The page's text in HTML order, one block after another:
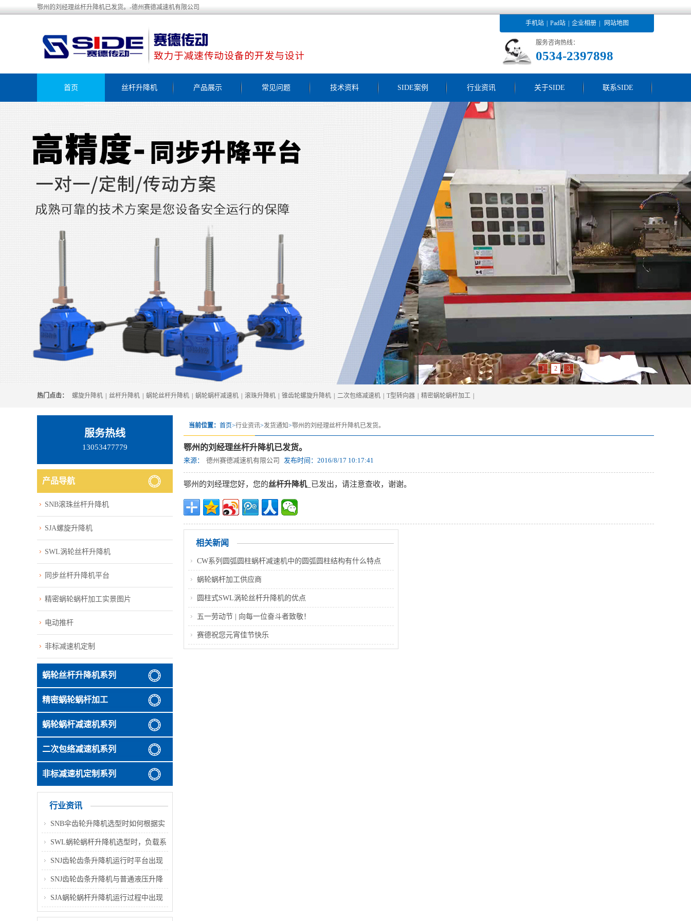
鄂州的刘经理丝杆升降机已发货。-德州赛德减速机有限公司
手机站 Pad站 企业相册 网站地图
服务咨询热线：
0534-2397898
首页 丝杆升降机 产品展示 常见问题 技术资料 SIDE案例 行业资讯 关于SIDE 联系SIDE
1 2 3
热门点击： 螺旋升降机 丝杆升降机 蜗轮丝杆升降机 蜗轮蜗杆减速机 滚珠升降机 锥齿轮螺旋升降机 二次包络减速机 T型转向器 精密蜗轮蜗杆加工
当前位置： 首页>行业资讯>发货通知>鄂州的刘经理丝杆升降机已发货。
鄂州的刘经理丝杆升降机已发货。
来源： 德州赛德减速机有限公司 发布时间： 2016/8/17 10:17:41
鄂州的刘经理您好，您的丝杆升降机_已发出，请注意查收，谢谢。
相关新闻
CW系列圆弧圆柱蜗杆减速机中的圆弧圆柱结构有什么特点
蜗轮蜗杆加工供应商
圆柱式SWL涡轮丝杆升降机的优点
五一劳动节 | 向每一位奋斗者致敬！
赛德祝您元宵佳节快乐
服务热线
13053477779
产品导航
SNB滚珠丝杆升降机
SJA螺旋升降机
SWL涡轮丝杆升降机
同步丝杆升降机平台
精密蜗轮蜗杆加工实景图片
电动推杆
非标减速机定制
蜗轮丝杆升降机系列
精密蜗轮蜗杆加工
蜗轮蜗杆减速机系列
二次包络减速机系列
非标减速机定制系列
行业资讯
SNB伞齿轮升降机选型时如何根据实
际顶升负载与行程判断丝杆类型（梯
形丝杆 / 滚珠丝杆），分别适配哪些
应用场景？
SWL蜗轮蜗杆升降机选型时，负载系
数该如何合理选取？不同工况对应的
系数取值范围和选型要点是什么？
SNJ齿轮齿条升降机运行时平台出现
轻微倾斜、多台同步偏差变大，主要
诱因及整改方案是什么？
SNJ齿轮齿条升降机与普通液压升降
机相比，在高层连续升降作业场景中
具备哪些优势，适配哪些具体工况？
SJA蜗轮蜗杆升降机运行过程中出现
升降卡顿、动作不顺畅，常见诱因与